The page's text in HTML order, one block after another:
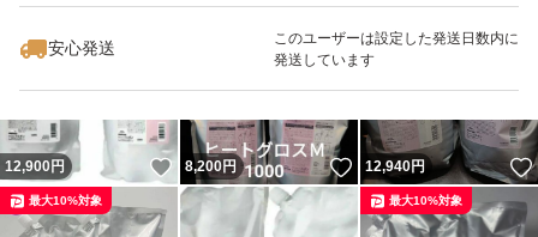
安心発送
このユーザーは設定した発送日数内に
発送しています
12,900円 いいね！
8,200円 いいね！
12,940円
最大10%対象 最大10%対象